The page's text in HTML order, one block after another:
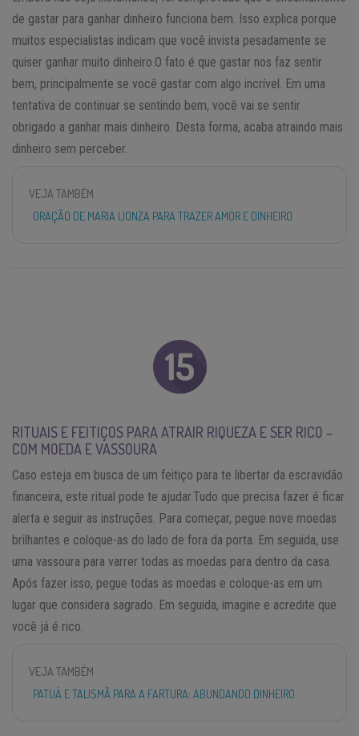
de gastar para ganhar dinheiro funciona bem. Isso explica porque
muitos especialistas indicam que você invista pesadamente se
quiser ganhar muito dinheiro.O fato é que gastar nos faz sentir
bem, principalmente se você gastar com algo incrível. Em uma
tentativa de continuar se sentindo bem, você vai se sentir
obrigado a ganhar mais dinheiro. Desta forma, acaba atraindo mais
dinheiro sem perceber.
VEJA TAMBÉM
ORAÇÃO DE MARIA LIONZA PARA TRAZER AMOR E DINHEIRO
RITUAIS E FEITIÇOS PARA ATRAIR RIQUEZA E SER RICO –
COM MOEDA E VASSOURA
Caso esteja em busca de um feitiço para te libertar da escravidão
financeira, este ritual pode te ajudar.Tudo que precisa fazer é ficar
alerta e seguir as instruções. Para começar, pegue nove moedas
brilhantes e coloque-as do lado de fora da porta. Em seguida, use
uma vassoura para varrer todas as moedas para dentro da casa.
Após fazer isso, pegue todas as moedas e coloque-as em um
lugar que considera sagrado. Em seguida, imagine e acredite que
você já é rico.
VEJA TAMBÉM
PATUÁ E TALISMÃ PARA A FARTURA: ABUNDANDO DINHEIRO